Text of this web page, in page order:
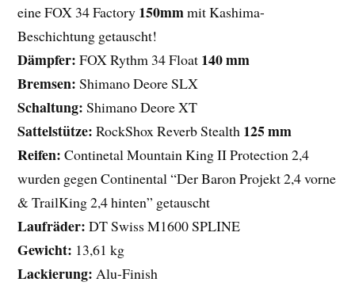
eine FOX 34 Factory 150mmmit Kashima-
Beschichtung getauscht!
Dämpfer: FOX Rythm 34 Float 140 mm
Bremsen: Shimano Deore SLX
Schaltung: Shimano Deore XT
Sattelstütze: RockShox Reverb Stealth 125 mm
Reifen: Continetal Mountain King II Protection 2,4
wurden gegen Continental “Der Baron Projekt 2,4 vorne
& TrailKing 2,4 hinten” getauscht
Laufräder: DT Swiss M1600 SPLINE
Gewicht: 13,61 kg
Lackierung:Alu-Finish